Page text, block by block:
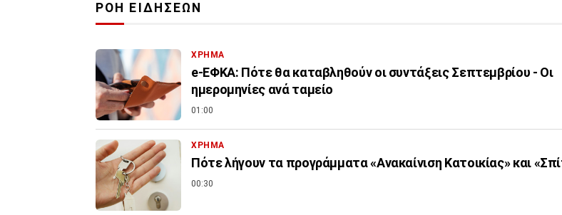
ΡΟΗ ΕΙΔΗΣΕΩΝ
ΧΡΗΜΑ
e-ΕΦΚΑ: Πότε θα καταβληθούν οι συντάξεις Σεπτεμβρίου - Οι
ημερομηνίες ανά ταμείο
01:00
ΧΡΗΜΑ
Πότε λήγουν τα προγράμματα «Ανακαίνιση Κατοικίας» και
00:30